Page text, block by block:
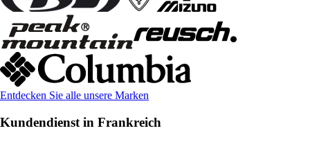
Entdecken Sie alle unsere Marken
Kundendienst in Frankreich